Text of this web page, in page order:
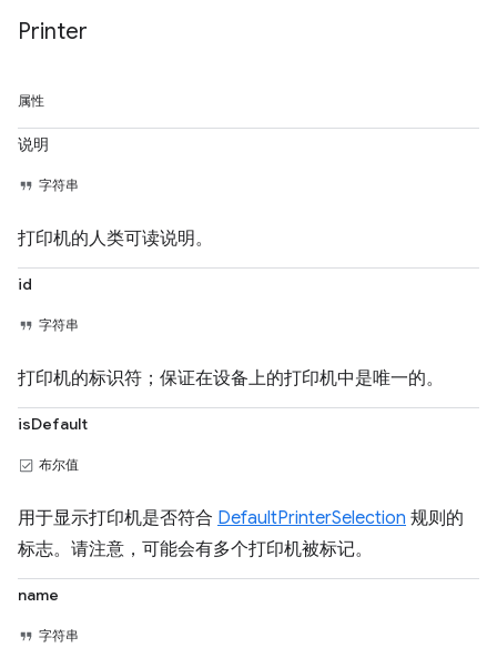
Printer
属性
说明
字符串
打印机的人类可读说明。
id
字符串
打印机的标识符；保证在设备上的打印机中是唯一的。
isDefault
布尔值
用于显示打印机是否符合 DefaultPrinterSelection 规则的
标志。请注意，可能会有多个打印机被标记。
name
字符串